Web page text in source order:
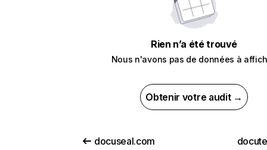
Rien n’a été trouvé
Nous n'avons pas de données à
Obtenir votre audit →
docuseal.com